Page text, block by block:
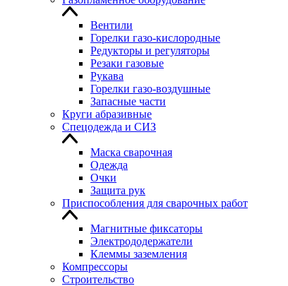
Вентили
Горелки газо-кислородные
Редукторы и регуляторы
Резаки газовые
Рукава
Горелки газо-воздушные
Запасные части
Круги абразивные
Спецодежда и СИЗ
Маска сварочная
Одежда
Очки
Защита рук
Приспособления для сварочных работ
Магнитные фиксаторы
Электрододержатели
Клеммы заземления
Компрессоры
Строительство